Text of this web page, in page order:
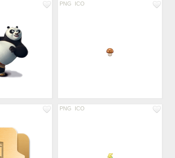
PNG ICO
PNG ICO